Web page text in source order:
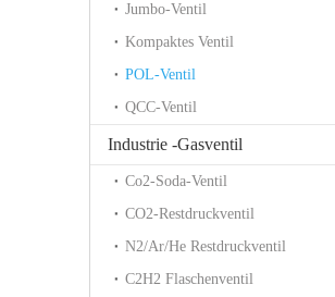
Jumbo-Ventil
Kompaktes Ventil
POL-Ventil
QCC-Ventil
Industrie -Gasventil
Co2-Soda-Ventil
CO2-Restdruckventil
N2/Ar/He Restdruckventil
C2H2 Flaschenventil